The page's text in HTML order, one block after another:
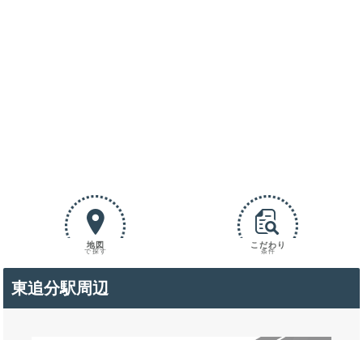
地図
で探す
こだわり
条件
東追分駅周辺